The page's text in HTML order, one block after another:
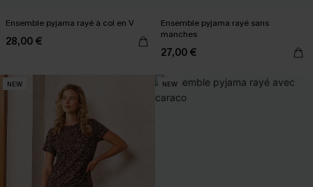
Ensemble pyjama rayé à col en V
28,00 €
Ensemble pyjama rayé sans
manches
27,00 €
NEW NEW